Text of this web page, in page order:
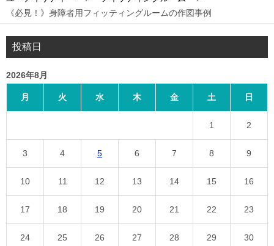
《必見！》身障者用フィッティングルームの作図事例
投稿日
2026年8月
月 火 水 木 金 土 日
1 2
3 4 5 6 7 8 9
10 11 12 13 14 15 16
17 18 19 20 21 22 23
24 25 26 27 28 29 30